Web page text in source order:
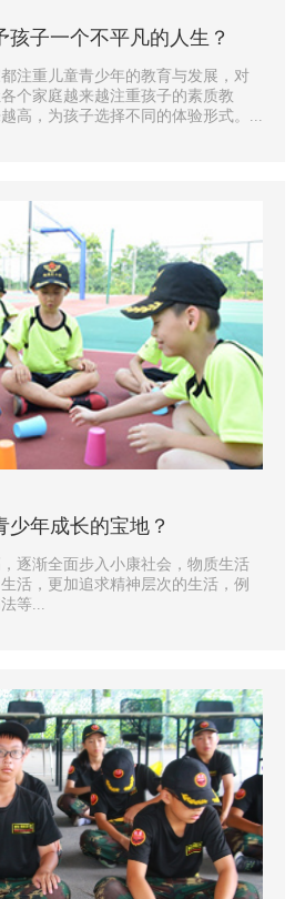
孩子一个不平凡的人生？
注重儿童青少年的教育与发展，对
个家庭越来越注重孩子的素质教
高，为孩子选择不同的体验形式。...
少年成长的宝地？
逐渐全面步入小康社会，物质生活
活，更加追求精神层次的生活，例
等...